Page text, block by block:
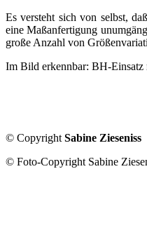
Es versteht sich von selbst,
eine Maßanfertigung
große Anzahl von
Im Bild erkennbar: BH-Einsatz
© Copyright Sabine Zieseniss
© Foto-Copyright Sabine